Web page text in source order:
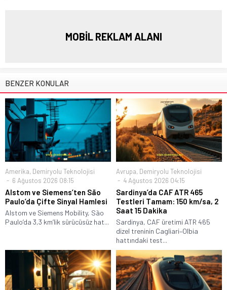
MOBİL REKLAM ALANI
BENZER KONULAR
Amerika, Demiryolu Teknolojisi
6 Ağustos 2026 08:15
Alstom ve Siemens’ten São
Paulo’da Çifte Sinyal Hamlesi
Alstom ve Siemens Mobility, São
Paulo’da 3,3 km’lik sürücüsüz hat...
Avrupa, Demiryolu Teknolojisi
4 Ağustos 2026 04:15
Sardinya’da CAF ATR 465
Testleri Tamam: 150 km/sa, 2
Saat 15 Dakika
Sardinya, CAF üretimi ATR 465
dizel treninin Cagliari–Olbia
hattındaki test...